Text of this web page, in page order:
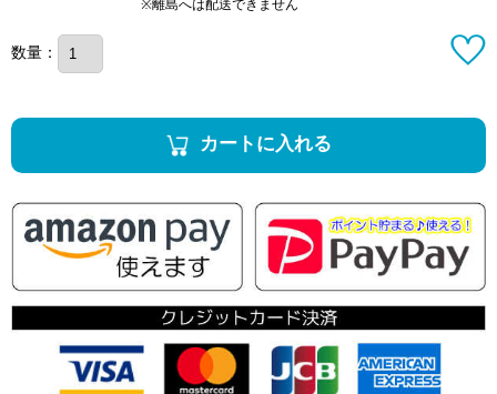
※離島へは配送できません
数量：
カートに入れる